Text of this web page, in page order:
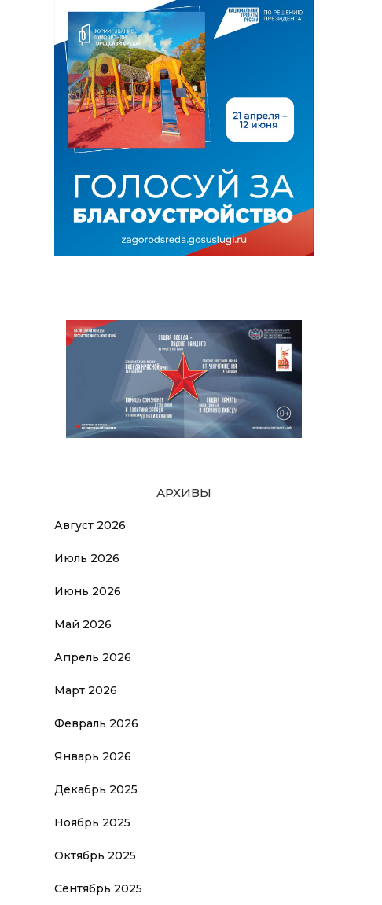
АРХИВЫ
Август 2026
Июль 2026
Июнь 2026
Май 2026
Апрель 2026
Март 2026
Февраль 2026
Январь 2026
Декабрь 2025
Ноябрь 2025
Октябрь 2025
Сентябрь 2025